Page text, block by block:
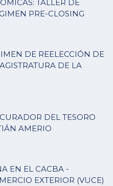
TALLER DE
PRE-CLOSING
DE REELECCIÓN DE
DE LA
DEL TESORO
AMERIO
EN EL CACBA -
EXTERIOR (VUCE)